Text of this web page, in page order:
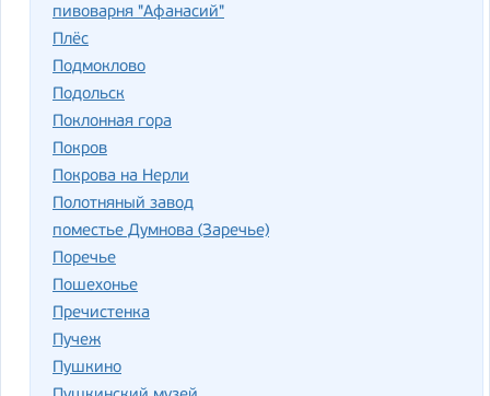
пивоварня "Афанасий"
Плёс
Подмоклово
Подольск
Поклонная гора
Покров
Покрова на Нерли
Полотняный завод
поместье Думнова (Заречье)
Поречье
Пошехонье
Пречистенка
Пучеж
Пушкино